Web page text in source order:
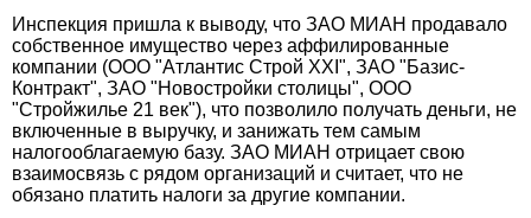
Инспекция пришла к выводу, что ЗАО МИАН продавало
собственное имущество через аффилированные
компании (ООО "Атлантис Строй XXI", ЗАО "Базис-
Контракт", ЗАО "Новостройки столицы", ООО
"Стройжилье 21 век"), что позволило получать деньги, не
включенные в выручку, и занижать тем самым
налогооблагаемую базу. ЗАО МИАН отрицает свою
взаимосвязь с рядом организаций и считает, что не
обязано платить налоги за другие компании.